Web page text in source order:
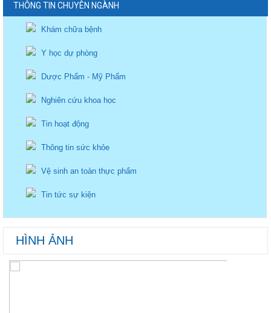
THÔNG TIN CHUYÊN NGÀNH
Khám chữa bệnh
Y học dự phòng
Dược Phẩm - Mỹ Phẩm
Nghiên cứu khoa học
Tin hoạt động
Thông tin sức khỏe
Vệ sinh an toàn thực phẩm
Tin tức sự kiện
HÌNH ẢNH